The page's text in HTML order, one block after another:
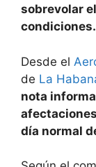
sobrevolar
condiciones.
Desde el
de La
nota
día normal